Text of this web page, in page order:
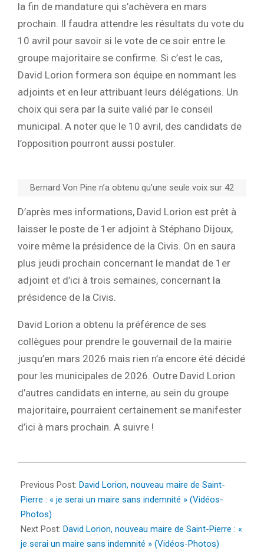
la fin de mandature qui s’achèvera en mars
prochain. Il faudra attendre les résultats du vote du
10 avril pour savoir si le vote de ce soir entre le
groupe majoritaire se confirme. Si c’est le cas,
David Lorion formera son équipe en nommant les
adjoints et en leur attribuant leurs délégations. Un
choix qui sera par la suite valié par le conseil
municipal. A noter que le 10 avril, des candidats de
l’opposition pourront aussi postuler.
Bernard Von Pine n’a obtenu qu’une seule voix sur 42
D’après mes informations, David Lorion est prêt à
laisser le poste de 1er adjoint à Stéphano Dijoux,
voire même la présidence de la Civis. On en saura
plus jeudi prochain concernant le mandat de 1er
adjoint et d’ici à trois semaines, concernant la
présidence de la Civis.
David Lorion a obtenu la préférence de ses
collègues pour prendre le gouvernail de la mairie
jusqu’en mars 2026 mais rien n’a encore été décidé
pour les municipales de 2026. Outre David Lorion
d’autres candidats en interne, au sein du groupe
majoritaire, pourraient certainement se manifester
d’ici à mars prochain. A suivre !
04-
12
Previous Post: David Lorion, nouveau maire de Saint-
Pierre : « je serai un maire sans indemnité » (Vidéos-
Photos)
Next Post: David Lorion, nouveau maire de Saint-Pierre : «
je serai un maire sans indemnité » (Vidéos-Photos)